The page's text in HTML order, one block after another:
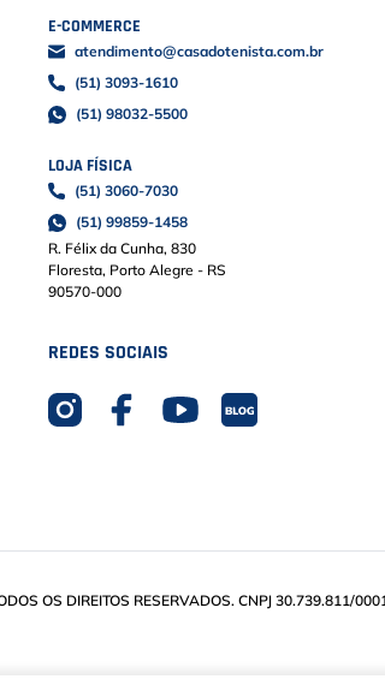
E-COMMERCE
atendimento@casadotenista.com.br
(51) 3093-1610
(51) 98032-5500
LOJA FÍSICA
(51) 3060-7030
(51) 99859-1458
R. Félix da Cunha, 830
Floresta, Porto Alegre - RS
90570-000
REDES SOCIAIS
OS DIREITOS RESERVADOS. CNPJ 30.739.811/